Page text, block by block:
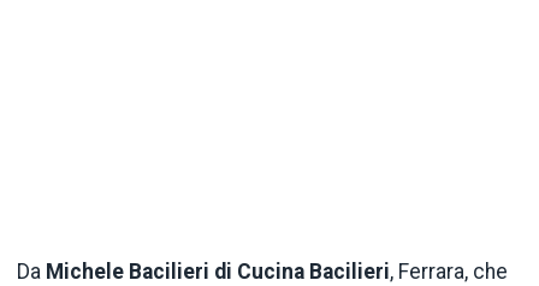
Da Michele Bacilieri di Cucina Bacilieri, Ferrara, che